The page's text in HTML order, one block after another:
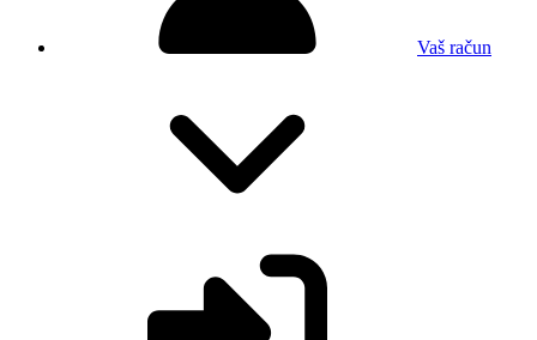
Vaš račun